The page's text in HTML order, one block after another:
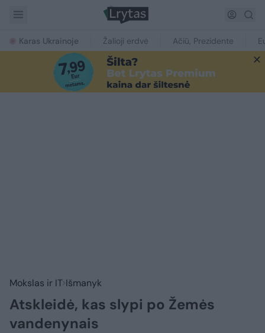
Karas Ukrainoje Žalioji erdvė Ačiū, Prezidente
Mokslas ir IT Išmanyk
Atskleidė, kas slypi po Žemės
vandenynais